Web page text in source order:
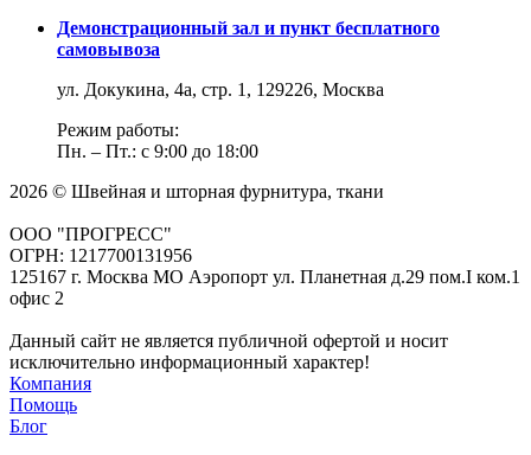
Демонстрационный зал и пункт бесплатного
самовывоза
ул. Докукина, 4а, стр. 1, 129226, Москва
Режим работы:
Пн. – Пт.: с 9:00 до 18:00
2026 © Швейная и шторная фурнитура, ткани
ООО "ПРОГРЕСС"
ОГРН: 1217700131956
125167 г. Москва МО Аэропорт ул. Планетная д.29 пом.I ком.1
офис 2
Данный сайт не является публичной офертой и носит
исключительно информационный характер!
Компания
Помощь
Блог